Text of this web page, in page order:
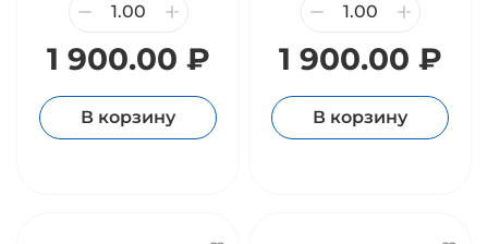
1 900.00 ₽
В корзину
1 900.00 ₽
В корзину